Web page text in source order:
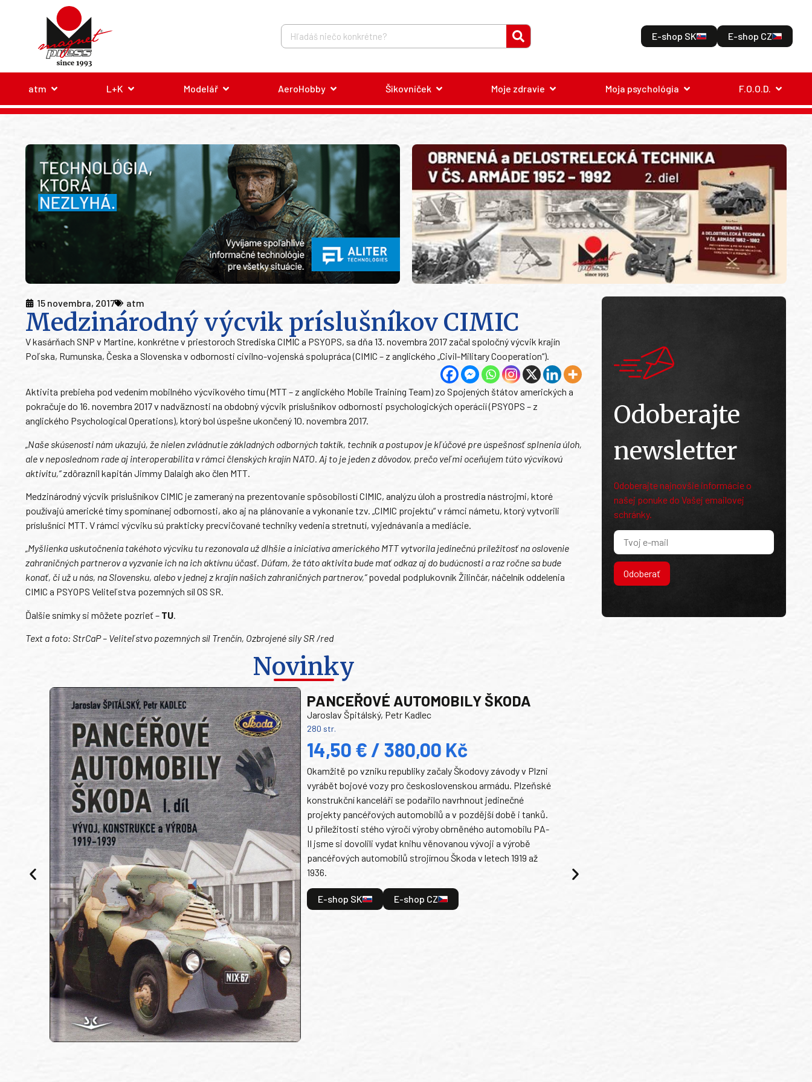
E-shop SK E-shop CZ
atm L+K Modelář AeroHobby Šikovníček Moje zdravie Moja psychológia F.O.O.D.
15 novembra, 2017 atm
Medzinárodný výcvik príslušníkov CIMIC
V kasárňach SNP v Martine, konkrétne v priestoroch Strediska CIMIC a PSYOPS, sa dňa 13. novembra 2017 začal spoločný výcvik krajín
Poľska, Rumunska, Česka a Slovenska v odbornosti civilno-vojenská spolupráca (CIMIC – z anglického „Civil-Military Cooperation“).
Aktivita prebieha pod vedením mobilného výcvikového tímu (MTT – z anglického Mobile Training Team) zo Spojených štátov amerických a
pokračuje do 16. novembra 2017 v nadväznosti na obdobný výcvik príslušníkov odbornosti psychologických operácií (PSYOPS – z
anglického Psychological Operations), ktorý bol úspešne ukončený 10. novembra 2017.
„Naše skúsenosti nám ukazujú, že nielen zvládnutie základných odborných taktík, techník a postupov je kľúčové pre úspešnosť splnenia úloh,
ale v neposlednom rade aj interoperabilita v rámci členských krajín NATO. Aj to je jeden z dôvodov, prečo veľmi oceňujem túto výcvikovú
aktivitu,“zdôraznil kapitán Jimmy Dalaigh ako člen MTT.
Medzinárodný výcvik príslušníkov CIMIC je zameraný na prezentovanie spôsobilostí CIMIC, analýzu úloh a prostredia nástrojmi, ktoré
používajú americké tímy spomínanej odbornosti, ako aj na plánovanie a vykonanie tzv. „CIMIC projektu“ v rámci námetu, ktorý vytvorili
príslušníci MTT. V rámci výcviku sú prakticky precvičované techniky vedenia stretnutí, vyjednávania a mediácie.
„Myšlienka uskutočnenia takéhoto výcviku tu rezonovala už dlhšie a iniciatíva amerického MTT vytvorila jedinečnú príležitosť na oslovenie
zahraničných partnerov a vyzvanie ich na ich aktívnu účasť. Dúfam, že táto aktivita bude mať odkaz aj do budúcnosti a raz ročne sa bude
konať, či už u nás, na Slovensku, alebo v jednej z krajín našich zahraničných partnerov,“povedal podplukovník Žilinčár, náčelník oddelenia
CIMIC a PSYOPS Veliteľstva pozemných síl OS SR.
Ďalšie snímky si môžete pozrieť – TU
Text a foto: StrCaP – Veliteľstvo pozemných síl Trenčín, Ozbrojené sily SR /red
Novinky
PANCEŘOVÉ AUTOMOBILY ŠKODA
Jaroslav Špitálský, Petr Kadlec
280 str.
14,50 € / 380,00 Kč
Okamžitě po vzniku republiky začaly Škodovy závody v Plzni
vyrábět bojové vozy pro československou armádu. Plzeňské
konstrukční kanceláři se podařilo navrhnout jedinečné
projekty pancéřových automobilů a v pozdější době i tanků.
U příležitosti stého výročí výroby obrněného automobilu PA-
II jsme si dovolili vydat knihu věnovanou vývoji a výrobě
pancéřových automobilů strojírnou Škoda v letech 1919 až
1936.
E-shop SK E-shop CZ
Odoberajte
newsletter
Odoberajte najnovšie informácie o
našej ponuke do Vašej emailovej
schránky.
Odoberať